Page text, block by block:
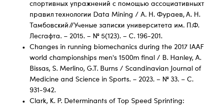
спортивных упражнений с помощью ассоциативныхт
правил технологии Data Mining / А. Н. Фураев, А. Н.
Тамбовский // Ученые записки университета им. П.Ф.
Лесгафта. – 2015. – № 5(123). – С. 196-201.
Changes in running biomechanics during the 2017 IAAF
world championships men's 1500m final / B. Hanley, A.
Bissas, S. Merlino, G.T. Burns / Scandinavian Journal of
Medicine and Science in Sports. – 2023. – № 33. – С.
931-942.
Clark, K. P. Determinants of Top Speed Sprinting: